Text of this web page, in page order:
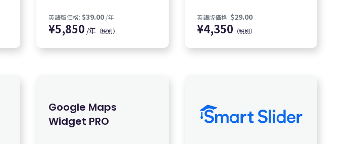
/年（税別） （税別）
Google Maps
Widget PRO